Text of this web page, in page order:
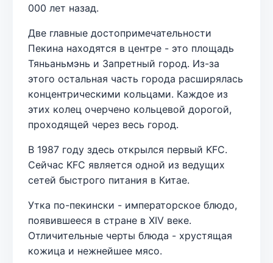
000 лет назад.
Две главные достопримечательности
Пекина находятся в центре - это площадь
Тяньаньмэнь и Запретный город. Из-за
этого остальная часть города расширялась
концентрическими кольцами. Каждое из
этих колец очерчено кольцевой дорогой,
проходящей через весь город.
В 1987 году здесь открылся первый KFC.
Сейчас KFC является одной из ведущих
сетей быстрого питания в Китае.
Утка по-пекински - императорское блюдо,
появившееся в стране в XIV веке.
Отличительные черты блюда - хрустящая
кожица и нежнейшее мясо.